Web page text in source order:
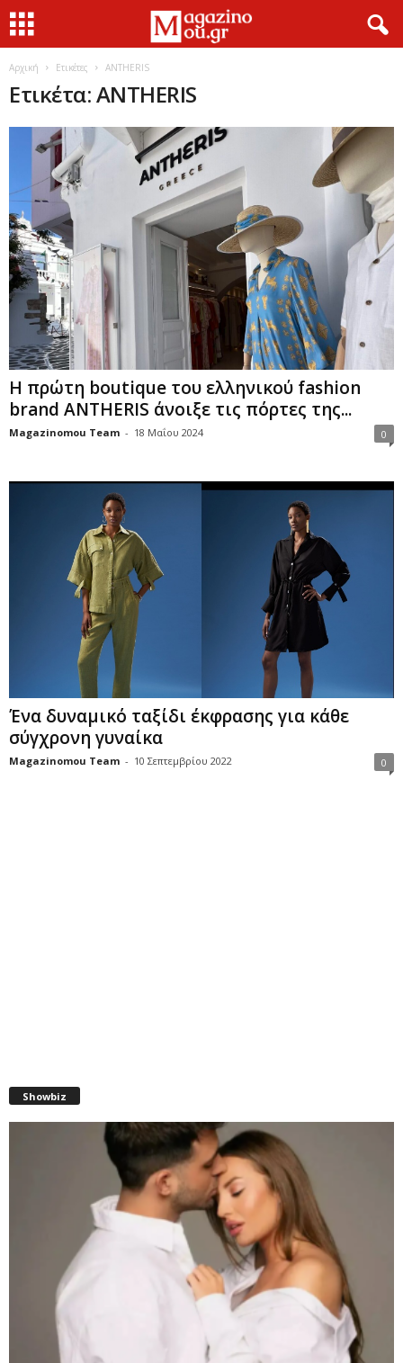
Αρχική Ετικέτες ANTHERIS
Ετικέτα: ANTHERIS
Η πρώτη boutique του ελληνικού fashion
brand ANTHERIS άνοιξε τις πόρτες της...
Magazinomou Team - 18 Μαΐου 2024 0
Ένα δυναμικό ταξίδι έκφρασης για κάθε
σύγχρονη γυναίκα
Magazinomou Team - 10 Σεπτεμβρίου 2022 0
Showbiz